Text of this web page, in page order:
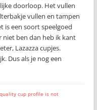
doorloop. Het vullen
vullen en tampen
is een soort speelgoed
niet ben dan heb ik kant
Lazazza cupjes.
Dus als je nog een
cup profile is not